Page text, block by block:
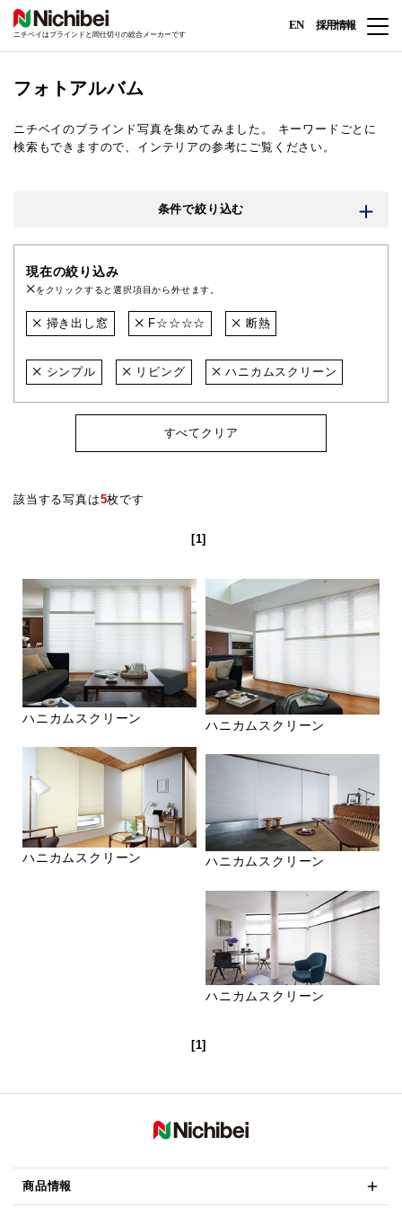
ニチベイはブラインドと間仕切りの総合メーカーです
EN 採用情報
フォトアルバム
ニチベイのブラインド写真を集めてみました。
キーワードごとに
検索もできますので、インテリアの参考にご覧ください。
条件で絞り込む
現在の絞り込み
をクリックすると選択項目から外せます。
掃き出し窓 F☆☆☆☆ 断熱
シンプル リビング ハニカムスクリーン
すべてクリア
該当する写真は5枚です
[1]
ハニカムスクリーン
ハニカムスクリーン
ハニカムスクリーン
ハニカムスクリーン
ハニカムスクリーン
[1]
商品情報